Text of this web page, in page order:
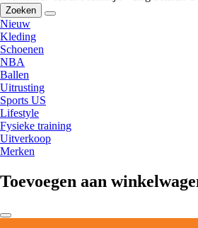
Zoeken
Nieuw
Kleding
Schoenen
NBA
Ballen
Uitrusting
Sports US
Lifestyle
Fysieke training
Uitverkoop
Merken
Toevoegen aan